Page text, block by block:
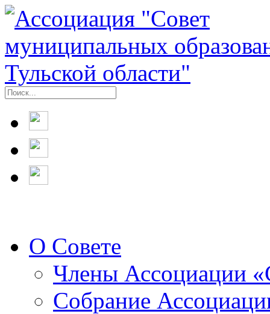
О Совете
Члены Ассоциации
Собрание